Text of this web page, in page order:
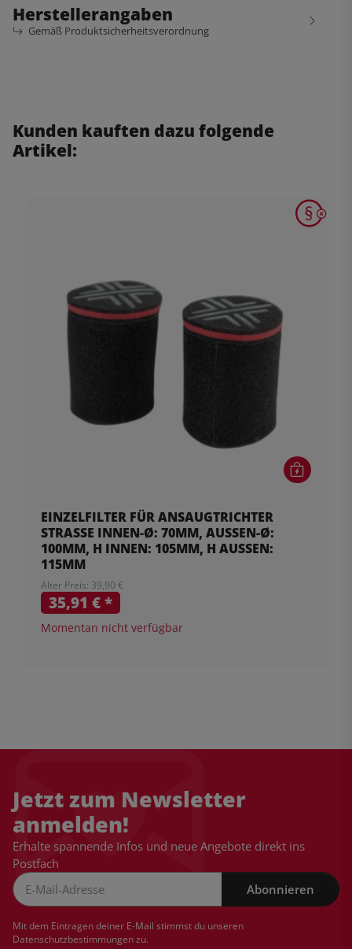
Herstellerangaben
Gemäß Produktsicherheitsverordnung
Kunden kauften dazu folgende
Artikel:
EINZELFILTER FÜR ANSAUGTRICHTER
STRASSE INNEN-Ø: 70MM, AUSSEN-Ø: 10
0MM, H INNEN: 105MM, H AUSSEN: 115
MM
Alter Preis: 39,90 €
35,91 €*
Momentan nicht verfügbar
Jetzt zum Newsletter
anmelden!
Erhalte spannende Infos und neue Angebote direkt ins
Postfach
Abonnieren
Mit dem Eintragen deiner E-Mail stimmst du unseren
Datenschutzbestimmungenzu.